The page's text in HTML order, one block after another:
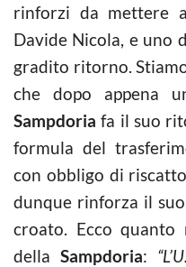
rinforzi da mettere
Davide Nicola, e uno
gradito ritorno.
che dopo appena
Sampdoria fa il suo
formula del
con obbligo di
dunque rinforza il
croato. Ecco
della Sampdoria: